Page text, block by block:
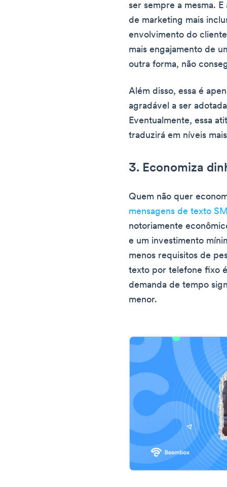
ser sempre a mesma.
de marketing mais
envolvimento do
mais engajamento de
outra forma, não
Além disso, essa é
agradável a ser
Eventualmente, essa
traduzirá em níveis
3. Economiza
Quem não quer
mensagens de texto
notoriamente
e um investimento
menos requisitos de
texto por telefone fixo
demanda de tempo
menor.